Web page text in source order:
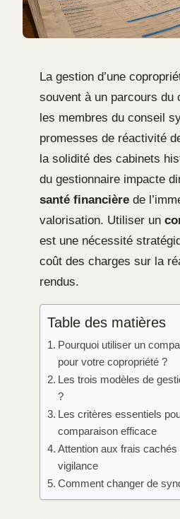
La gestion d’une
souvent à un parcours du
les membres du conseil
promesses de réactivité
la solidité des cabinets
du gestionnaire impacte
santé financière de
valorisation. Utiliser un
est une nécessité
coût des charges sur la
rendus.
Table des matières
Pourquoi utiliser un
pour votre copropriété ?
Les trois modèles de
?
Les critères essentiels
comparaison efficace
Attention aux frais
vigilance
Comment changer de